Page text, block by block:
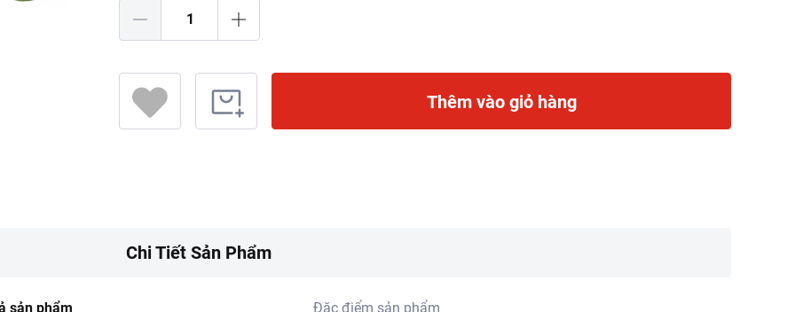
Thêm vào giỏ hàng
Chi Tiết Sản Phẩm
sản phẩm Đặc điểm sản phẩm